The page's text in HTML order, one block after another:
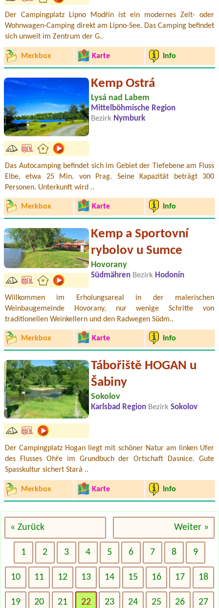
Der Campingplatz Lipno Modřín ist ein modernes Zelt- oder
Wohnwagen-Camping direkt am Lipno-See. Das Camping befindet
sich unweit im Zentrum der G..
Merkbox Karte Info
Kemp Ostrá
Lysá nad Labem
Mittelböhmische Region
Bezirk Nymburk
Das Autocamping befindet sich im Gebiet der Tiefebene am Fluss
Elbe, etwa 25 Min. von Prag. Seine Kapazität beträgt 300
Personen. Unterkunft wird ..
Merkbox Karte Info
Kemp a Sportovní
rybolov u Sumce
Hovorany
Südmähren Bezirk Hodonín
Willkommen im Erholungsareal in der malerischen
Weinbaugemeinde Hovorany, nur wenige Schritte von
traditionellen Weinkellern und den Radwegen Südm..
Merkbox Karte Info
Tábořiště HOGAN u
Šabiny
Sokolov
Karlsbad Region Bezirk Sokolov
Der Campingplatz Hogan liegt mit schöner Natur am linken Ufer
des Flusses Ohře im Grundbuch der Ortschaft Dasnice. Gute
Spasskultur sichert Stará ..
Merkbox Karte Info
« Zurück Weiter »
1 2 3 4 5 6 7 8 9
10 11 12 13 14 15 16 17 18
19 20 21 22 23 24 25 26 27